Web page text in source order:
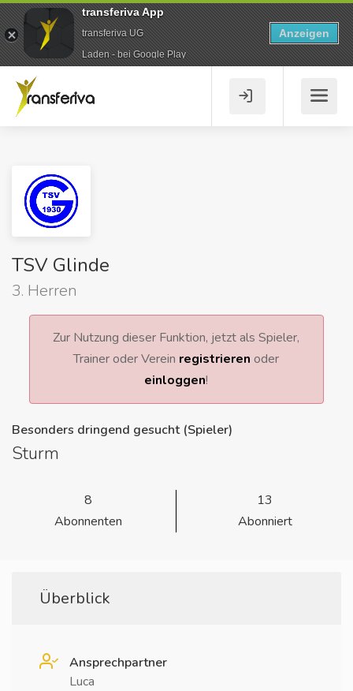
TSV Glinde
3. Herren
Zur Nutzung dieser Funktion, jetzt als Spieler,
Trainer oder Verein registrieren oder
einloggen!
Besonders dringend gesucht (Spieler)
Sturm
8
Abonnenten
13
Abonniert
Überblick
Ansprechpartner
Luca
transferiva App
transferiva UG
Laden - bei Google Play
Anzeigen